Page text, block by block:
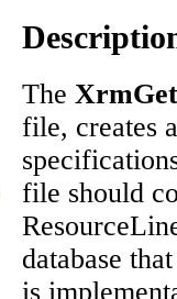
The
file, creates
file should
database
is